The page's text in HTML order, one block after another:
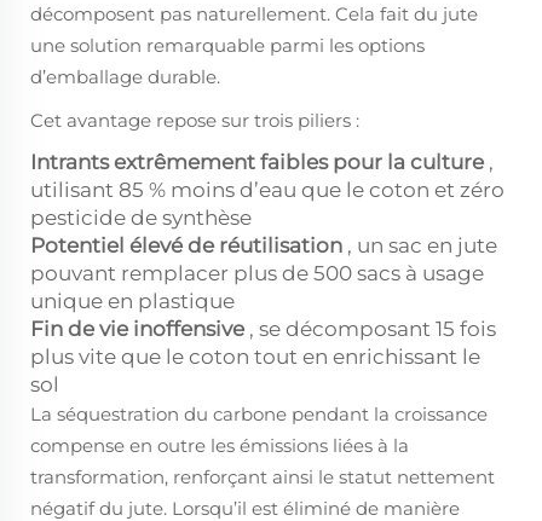
décomposent pas naturellement. Cela fait du jute
une solution remarquable parmi les options
d’emballage durable.
Cet avantage repose sur trois piliers :
Intrants extrêmement faibles pour la culture ,
utilisant 85 % moins d’eau que le coton et zéro
pesticide de synthèse
Potentiel élevé de réutilisation , un sac en jute
pouvant remplacer plus de 500 sacs à usage
unique en plastique
Fin de vie inoffensive , se décomposant 15 fois
plus vite que le coton tout en enrichissant le
sol
La séquestration du carbone pendant la croissance
compense en outre les émissions liées à la
transformation, renforçant ainsi le statut nettement
négatif du jute. Lorsqu’il est éliminé de manière